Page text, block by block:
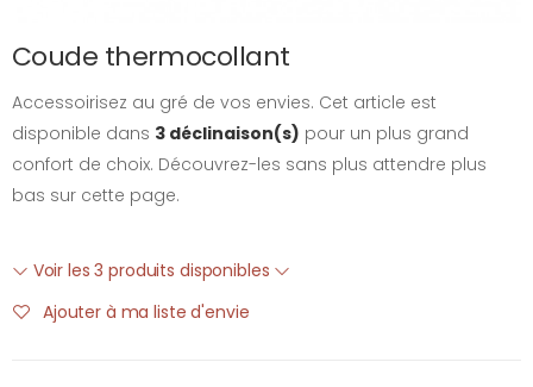
Coude thermocollant
Accessoirisez au gré de vos envies. Cet article est
disponible dans 3 déclinaison(s) pour un plus grand
confort de choix. Découvrez-les sans plus attendre plus
bas sur cette page.
Voir les 3 produits disponibles
Ajouter à ma liste d'envie